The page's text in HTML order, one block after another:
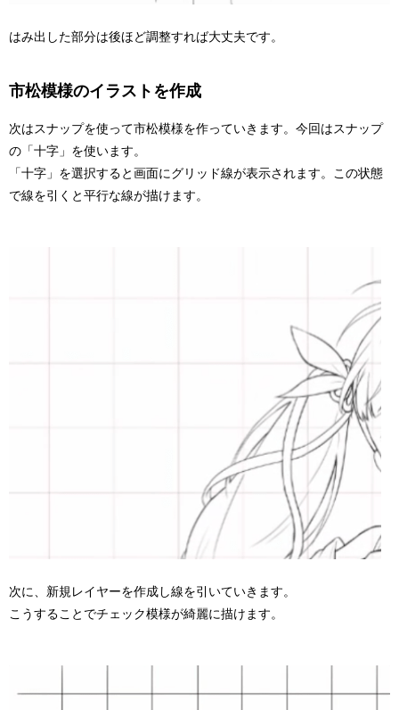
はみ出した部分は後ほど調整すれば大丈夫です。
市松模様のイラストを作成
次はスナップを使って市松模様を作っていきます。今回はスナップ
の「十字」を使います。
「十字」を選択すると画面にグリッド線が表示されます。この状態
で線を引くと平行な線が描けます。
次に、新規レイヤーを作成し線を引いていきます。
こうすることでチェック模様が綺麗に描けます。